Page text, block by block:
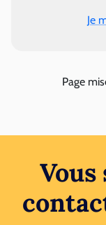
Je
Page
Vous